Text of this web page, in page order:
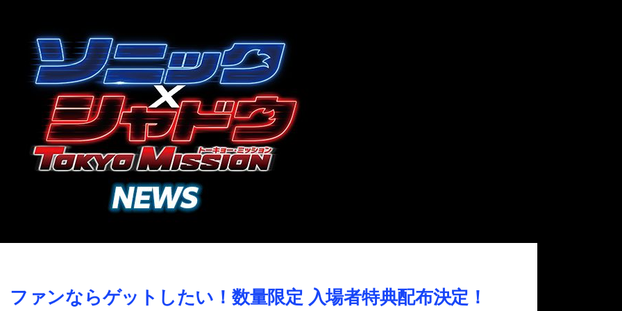
ファンならゲットしたい！数量限定 入場者特典配布決定！